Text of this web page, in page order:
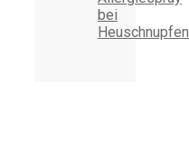
bei
Heuschnupfen